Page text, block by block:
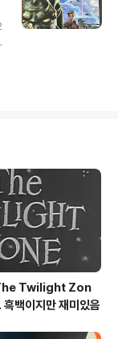
Twilight Zon
백이지만 재미있음